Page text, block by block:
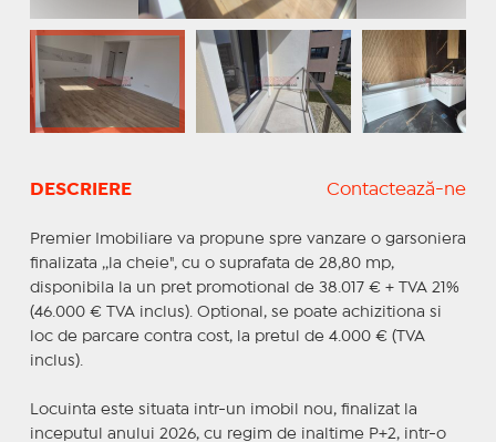
DESCRIERE Contactează-ne
Premier Imobiliare va propune spre vanzare o garsoniera
finalizata ,,la cheie", cu o suprafata de 28,80 mp,
disponibila la un pret promotional de 38.017 € + TVA 21%
(46.000 € TVA inclus). Optional, se poate achizitiona si
loc de parcare contra cost, la pretul de 4.000 € (TVA
inclus).
Locuinta este situata intr-un imobil nou, finalizat la
inceputul anului 2026, cu regim de inaltime P+2, intr-o